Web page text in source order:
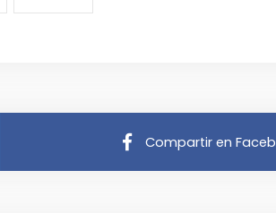
Compartir en